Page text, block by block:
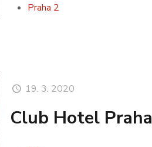
Praha 2
19. 3. 2020
Club Hotel Praha